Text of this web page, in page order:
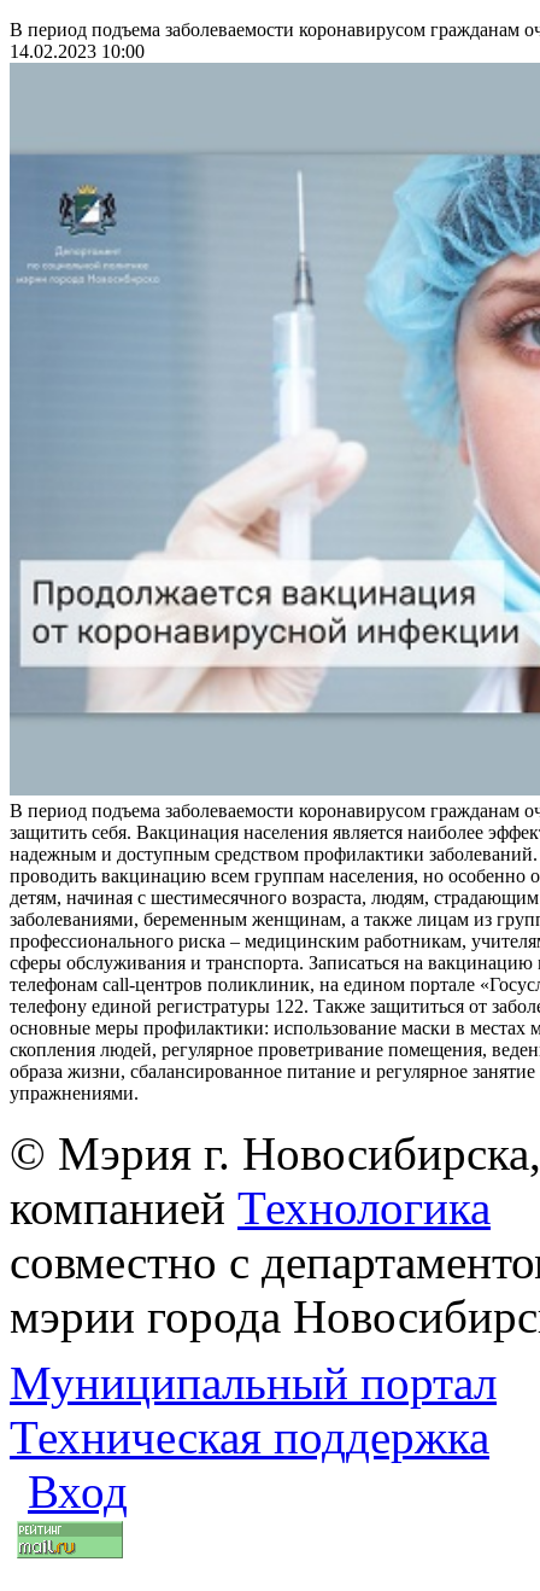
В период подъема заболеваемости коронавирусом гражданам
14.02.2023 10:00
В период подъема заболеваемости коронавирусом гражданам
защитить себя. Вакцинация населения является наиболее
надежным и доступным средством профилактики заболеваний.
проводить вакцинацию всем группам населения, но особенно
детям, начиная с шестимесячного возраста, людям,
заболеваниями, беременным женщинам, а также лицам из
профессионального риска – медицинским работникам,
сферы обслуживания и транспорта. Записаться на
телефонам call-центров поликлиник, на едином портале
телефону единой регистратуры 122. Также защититься от
основные меры профилактики: использование маски в местах
скопления людей, регулярное проветривание помещения,
образа жизни, сбалансированное питание и регулярное
упражнениями.
© Мэрия г.
компанией Технологика
совместно с
мэрии города
Муниципальный портал
Техническая поддержка
Вход